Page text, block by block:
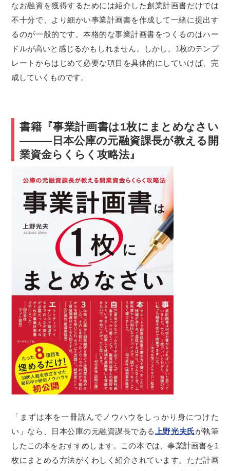
なお融資を獲得するためには紹介した創業計画書だけでは
不十分で、より細かい事業計画書を作成して一緒に提出す
るのが一般的です。本格的な事業計画書をつくるのはハー
ドルが高いと感じるかもしれません。しかし、1枚のテンプ
レートからはじめて必要な項目を具体的にしていけば、完
成していくものです。
書籍『事業計画書は1枚にまとめなさい
―――日本公庫の元融資課長が教える開
業資金らくらく攻略法』
「まずは本を一冊読んでノウハウをしっかり身につけた
い」なら、日本公庫の元融資課長である
上野光夫氏が執筆
したこの本をおすすめします。この本では、事業計画書を1
枚にまとめる方法がくわしく紹介されています。ただ計画